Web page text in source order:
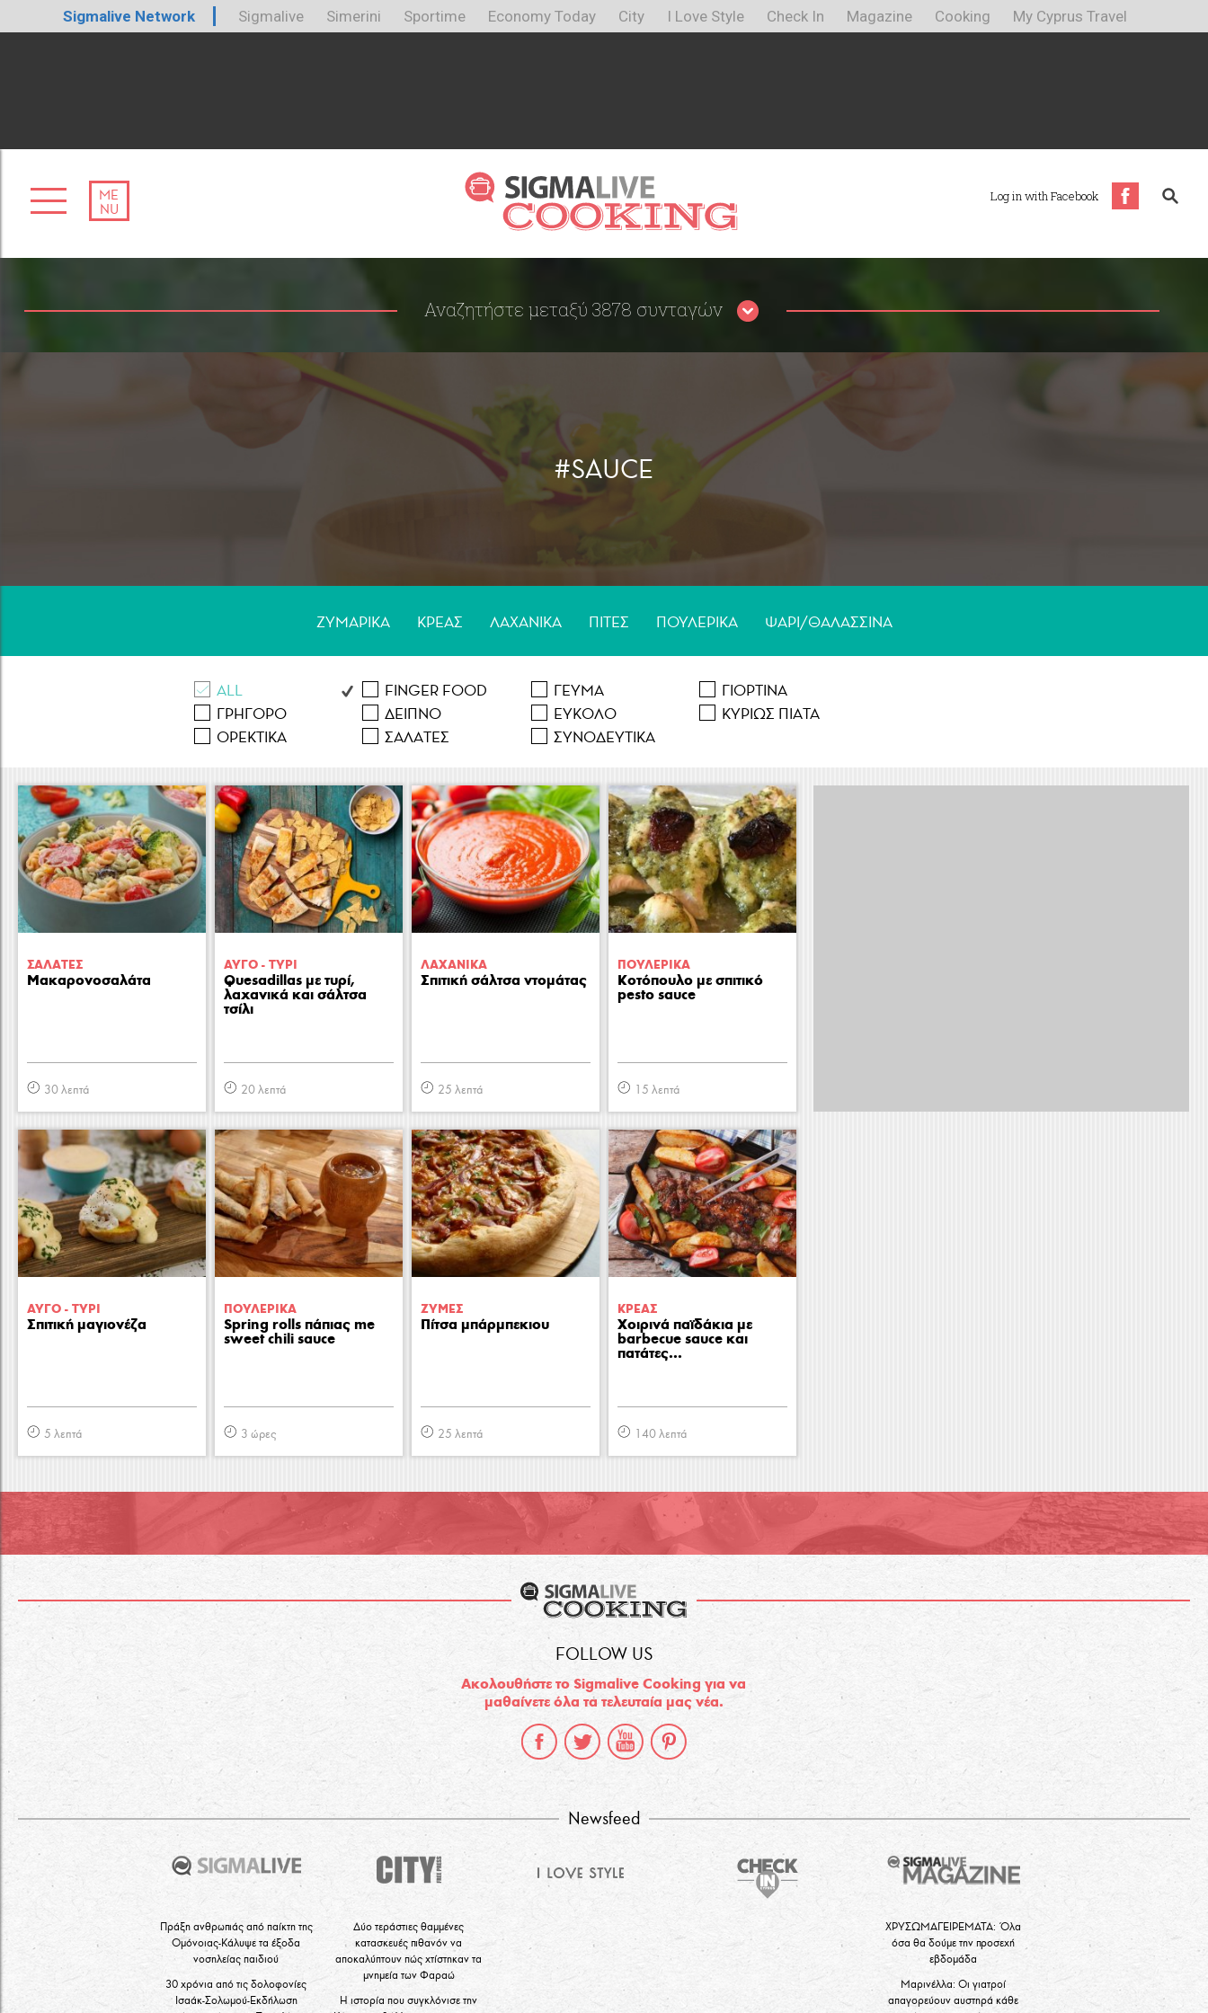
Sigmalive Network Sigmalive Simerini Sportime Economy Today City I Love Style Check In Magazine Cooking My Cyprus Travel
ME
NU
Log in with Facebook
Αναζητήστε μεταξύ 3878 συνταγών
Περιορίστε τα αποτελέσματα
αναζήτησης επιλέγοντας κατηγορίες:
#SAUCE
ΖΥΜΑΡΙΚA ΚΡΕΑΣ ΛΑΧΑΝΙΚA ΠΙΤΕΣ ΠΟΥΛΕΡΙΚA ΨAΡΙ/ΘΑΛΑΣΣΙΝA
ALL FINGER FOOD ΓΕΥΜΑ
ΓΙΟΡΤΙΝA
ΓΡΗΓΟΡΟ
ΔΕΙΠΝΟ ΕΥΚΟΛΟ
ΚΥΡΙΩΣ ΠΙAΤΑ
ΟΡΕΚΤΙΚA
ΣΑΛAΤΕΣ ΣΥΝΟΔΕΥΤΙΚA
ΣΑΛAΤΕΣ
Μακαρονοσαλάτα
30 λεπτά
ΑΥΓΟ - ΤΥΡΙ
Quesadillas με τυρί,
λαχανικά και σάλτσα
τσίλι
20 λεπτά
ΛΑΧΑΝΙΚA
Σπιτική σάλτσα ντομάτας
25 λεπτά
ΠΟΥΛΕΡΙΚA
Κοτόπουλο με σπιτικό
pesto sauce
15 λεπτά
ΑΥΓΟ - ΤΥΡΙ
Σπιτική μαγιονέζα
5 λεπτά
ΠΟΥΛΕΡΙΚA
Spring rolls πάπιας me
sweet chili sauce
3 ώρες
ΖΥΜΕΣ
Πίτσα μπάρμπεκιου
25 λεπτά
ΚΡΕΑΣ
Χοιρινά παϊδάκια με
barbecue sauce και
πατάτες...
140 λεπτά
FOLLOW US
Ακολουθήστε το Sigmalive Cooking για να
μαθαίνετε όλα τα τελευταία μας νέα.
Newsfeed
Πράξη ανθρωπιάς από παίκτη της
Ομόνοιας-Κάλυψε τα έξοδα
νοσηλείας παιδιού
30 χρόνια από τις δολοφονίες
Ισαάκ-Σολωμού-Εκδήλωση
Δύο τεράστιες θαμμένες
κατασκευές πιθανόν να
αποκαλύπτουν πώς χτίστηκαν τα
μνημεία των Φαραώ
Η ιστορία που συγκλόνισε την
ΧΡΥΣΩΜΑΓΕΙΡΕΜΑΤΑ: Όλα
όσα θα δούμε την προσεχή
εβδομάδα
Μαρινέλλα: Οι γιατροί
απαγορεύουν αυστηρά κάθε